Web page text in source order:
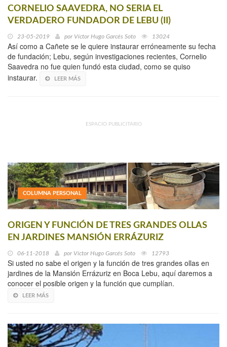
CORNELIO SAAVEDRA, NO SERIA EL
VERDADERO FUNDADOR DE LEBU (II)
23-05-2019 por Víctor Hugo Garcés Soto 13024
Así como a Cañete se le quiere instaurar erróneamente su fecha
de fundación; Lebu, según investigaciones recientes, Cornelio
Saavedra no fue quien fundó esta ciudad, como se quiso
instaurar.
LEER MÁS
ESPACIO PUBLICITARIO
COLUMNA PERSONAL
ORIGEN Y FUNCIÓN DE TRES GRANDES OLLAS
EN JARDINES MANSIÓN ERRÁZURIZ
06-11-2018 por Víctor Hugo Garcés Soto 12793
Si usted no sabe el origen y la función de tres grandes ollas en
jardines de la Mansión Errázuriz en Boca Lebu, aquí daremos a
conocer el posible origen y la función que cumplían.
LEER MÁS